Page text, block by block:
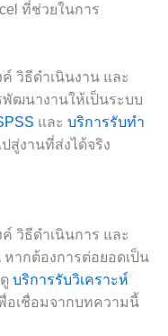
ที่ช่วยในการ
วิธีดำเนินงาน และ
ฒนางานให้เป็นระบบ
และ บริการรับทำ
สู่งานที่ส่งได้จริง
วิธีดำเนินการ และ
ากต้องการต่อยอดเป็น
บริการรับวิเคราะห์
อเชื่อมจากบทความนี้